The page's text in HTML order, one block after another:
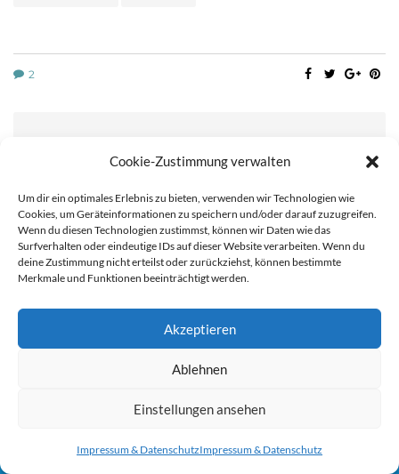
Cookie-Zustimmung verwalten
Um dir ein optimales Erlebnis zu bieten, verwenden wir Technologien wie
Cookies, um Geräteinformationen zu speichern und/oder darauf zuzugreifen.
Wenn du diesen Technologien zustimmst, können wir Daten wie das
Surfverhalten oder eindeutige IDs auf dieser Website verarbeiten. Wenn du
deine Zustimmung nicht erteilst oder zurückziehst, können bestimmte
Merkmale und Funktionen beeinträchtigt werden.
Akzeptieren
Ablehnen
Einstellungen ansehen
Impressum & DatenschutzImpressum & Datenschutz
2
ZURÜCK
WEITER
2 Kommentare
UTA MAG
Sie können die Erfassung Ihrer Daten durch Google Analytics
verhindern, indem Sie auf folgenden Link klicken. Es wird ein
Opt-Out-Cookie gesetzt, der die Erfassung Ihrer Daten bei
Analytics deaktivieren:Hier klicken um dich auszutragen.